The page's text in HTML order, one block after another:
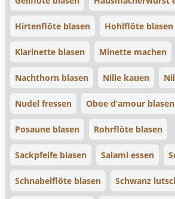
Hirtenflöte blasen Hohlflöte blasen
Klarinette blasen Minette machen
Nachthorn blasen Nille kauen
Nudel fressen Oboe d’amour blasen
Posaune blasen Rohrflöte blasen
Sackpfeife blasen Salami essen
Schnabelflöte blasen Schwanz